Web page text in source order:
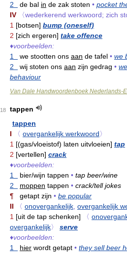
2
de bal in de zak stoten • pocket
IV
〈wederkerend werkwoord; zich
1 [botsen] bump (oneself)
2 [zich ergeren] take offence
♦voorbeelden:
1
we stootten ons aan de tafel • we
2
wij stoten ons aan zijn gedrag •
behaviour
Van Dale Handwoordenboek Nederlands-
18
tappen
tappen
I
〈 overgankelijk werkwoord〉
1 [(gas/vloeistof) laten uitvloeien] tap
2 [vertellen] crack
♦voorbeelden:
1
bier/wijn tappen • tap beer/wine
2
moppen tappen • crack/tell jokes
¶ getapt zijn • be popular
II
〈 onovergankelijk overgankelijk
1 [uit de tap schenken] 〈
overgankelijk〉
serve
♦voorbeelden:
1
hier wordt getapt • they sell beer